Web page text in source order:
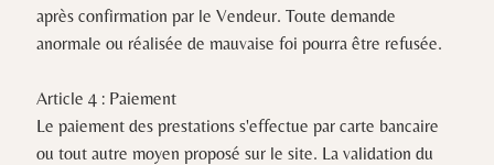
après confirmation par le Vendeur. Toute demande
anormale ou réalisée de mauvaise foi pourra être refusée.
Article 4 : Paiement
Le paiement des prestations s'effectue par carte bancaire
ou tout autre moyen proposé sur le site. La validation du